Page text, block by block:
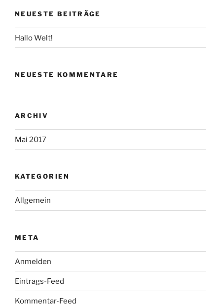
NEUESTE BEITRÄGE
Hallo Welt!
NEUESTE KOMMENTARE
ARCHIV
Mai 2017
KATEGORIEN
Allgemein
META
Anmelden
Eintrags-Feed
Kommentar-Feed